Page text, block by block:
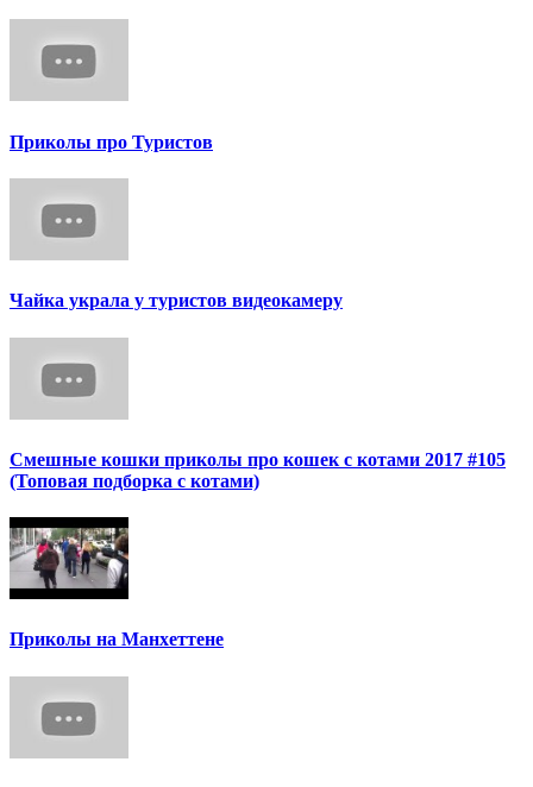
Приколы про Туристов
Чайка украла у туристов видеокамеру
Смешные кошки приколы про кошек с котами 2017 #105
(Топовая подборка с котами)
Приколы на Манхеттене